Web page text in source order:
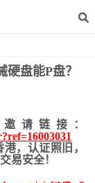
盘能P盘？
请链接：
港，认证照旧，
易安全！